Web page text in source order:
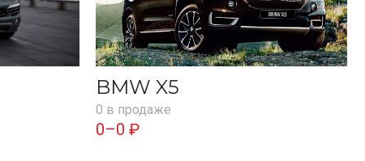
BMW X5
0 в продаже
0–0 ₽